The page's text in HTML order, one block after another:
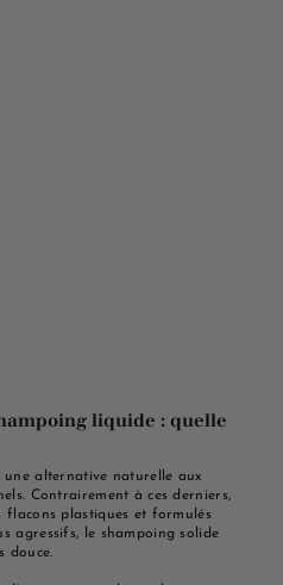
liquide : quelle
une alternative naturelle aux
Contrairement à ces derniers,
flacons plastiques et formulés
agressifs, le shampoing solide
douce.